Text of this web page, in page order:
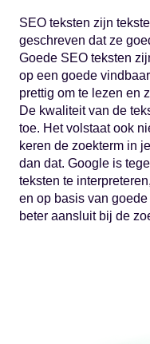
SEO teksten zijn
geschreven dat ze
Goede SEO teksten
op een goede
prettig om te lezen en
De kwaliteit van de
toe. Het volstaat ook
keren de zoekterm in
dan dat. Google is
teksten te
en op basis van
beter aansluit bij de